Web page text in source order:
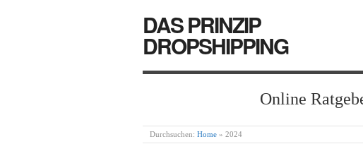
DAS PRINZIP
DROPSHIPPING
Online
Durchsuchen: Home » 2024